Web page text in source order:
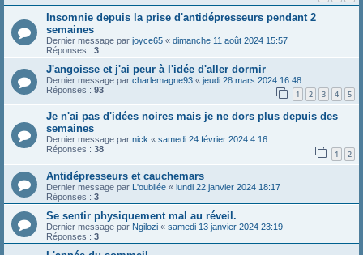
Insomnie depuis la prise d'antidépresseurs pendant 2
semaines
Dernier message par joyce65 « dimanche 11 août 2024 15:57
Réponses : 3
J'angoisse et j'ai peur à l'idée d'aller dormir
Dernier message par charlemagne93 « jeudi 28 mars 2024 16:48
Réponses : 93 1 2 3 4 5
Je n'ai pas d'idées noires mais je ne dors plus depuis des
semaines
Dernier message par nick « samedi 24 février 2024 4:16
Réponses : 38 1 2
Antidépresseurs et cauchemars
Dernier message par L'oubliée « lundi 22 janvier 2024 18:17
Réponses : 3
Se sentir physiquement mal au réveil.
Dernier message par Ngilozi « samedi 13 janvier 2024 23:19
Réponses : 3